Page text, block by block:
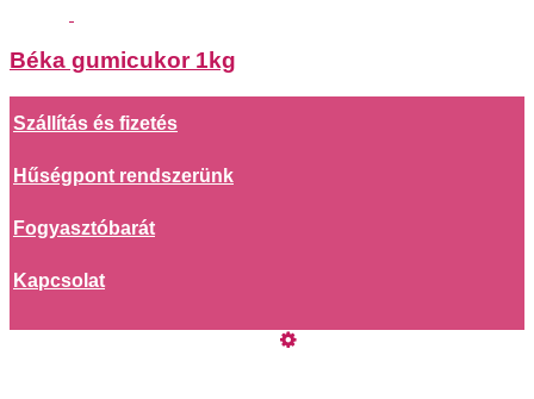
Béka gumicukor 1kg
Szállítás és fizetés
Hűségpont rendszerünk
Fogyasztóbarát
Kapcsolat